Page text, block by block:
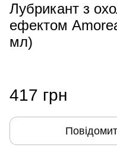
Лубрикант з
ефектом
мл)
417 грн